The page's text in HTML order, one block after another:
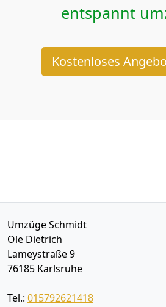
entspannt
Kostenloses
Umzüge Schmidt
Ole Dietrich
Lameystraße 9
76185 Karlsruhe
Tel.: 015792621418